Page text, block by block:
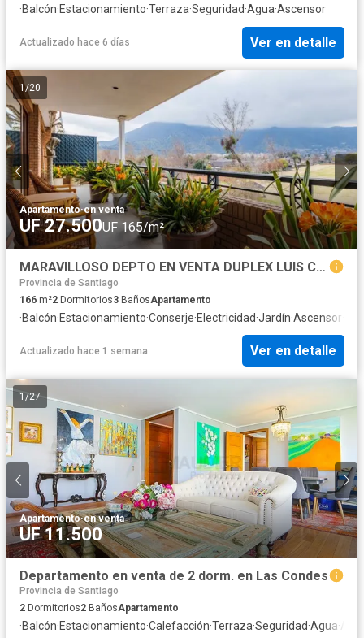
·Balcón·Estacionamiento·Terraza·Seguridad·Agua·Ascensor
Actualizado hace 6 días Ver en detalle
1/20
Apartamento·en venta
UF 27.500UF 165/m²
MARAVILLOSO DEPTO EN VENTA DUPLEX LUIS CARRERA/ CLUB DE POLO
Provincia de Santiago
166 m²2 Dormitorios3 BañosApartamento
·Balcón·Estacionamiento·Conserje·Electricidad·Jardín·Ascensor
Actualizado hace 1 semana Ver en detalle
1 /27
Apartamento·en venta
UF 11.500
Departamento en venta de 2 dorm. en Las Condes
Provincia de Santiago
2 Dormitorios2 BañosApartamento
·Balcón·Estacionamiento·Calefacción·Terraza·Seguridad·Agua·